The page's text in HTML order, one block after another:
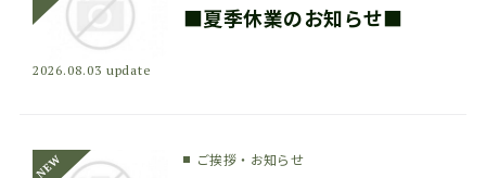
2026.08.03 update
■夏季休業のお知らせ■
ご挨拶・お知らせ